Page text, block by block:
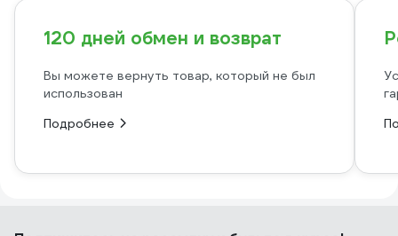
120 дней обмен и возврат
Вы можете вернуть товар, который не был
использован
Подробнее